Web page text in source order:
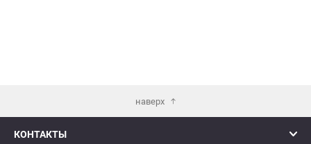
наверх
КОНТАКТЫ